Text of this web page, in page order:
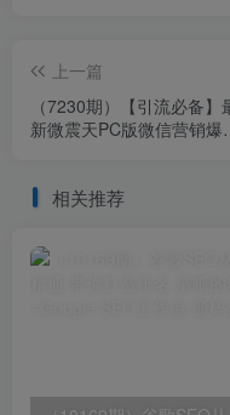
上一篇
（7230期）【引流必备】
新微震天PC版微信营销爆
相关推荐